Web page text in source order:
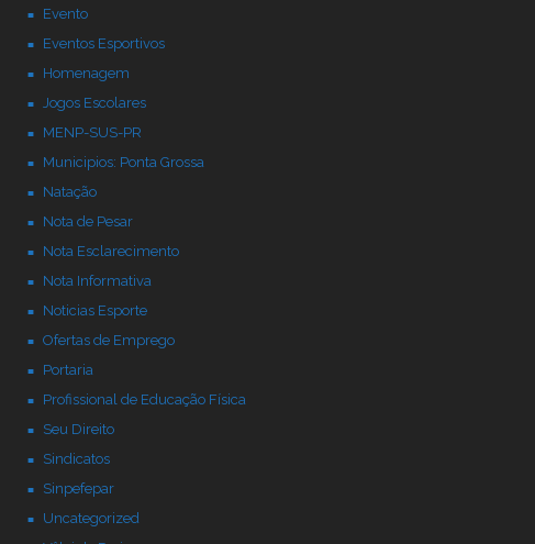
Evento
Eventos Esportivos
Homenagem
Jogos Escolares
MENP-SUS-PR
Municipios: Ponta Grossa
Natação
Nota de Pesar
Nota Esclarecimento
Nota Informativa
Noticias Esporte
Ofertas de Emprego
Portaria
Profissional de Educação Física
Seu Direito
Sindicatos
Sinpefepar
Uncategorized